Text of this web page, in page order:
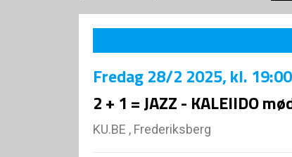
Fredag28/2 2025, kl. 19:00
2 + 1 = JAZZ - KALEIIDO
KU.BE , Frederiksberg